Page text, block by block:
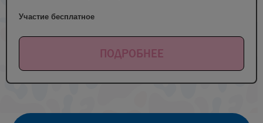
Участие бесплатное
ПОДРОБНЕЕ